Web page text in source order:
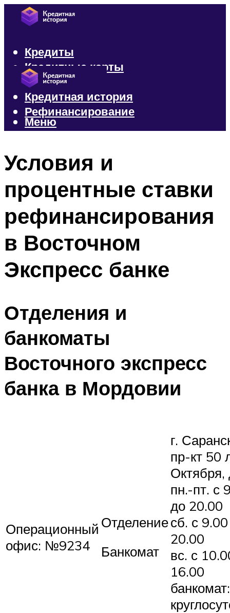
Кредиты
Кредитные карты
Микрозаймы
Кредитная история
Рефинансирование
Меню
Условия и
процентные ставки
рефинансирования
в Восточном
Экспресс банке
Отделения и
банкоматы
Восточного экспресс
банка в Мордовии
Операционный
офис: №9234
Отделение
Банкомат
г.
пр-кт 50
Октября,
пн.-пт. с
до 20.00
сб. с
20.00
вс. с
16.00
банкомат: